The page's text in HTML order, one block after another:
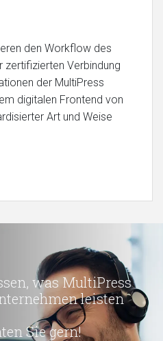
den Workflow des
zertifizierten Verbindung
der MultiPress
digitalen Frontend von
Art und Weise
was MultiPress
leisten
Sie gern!